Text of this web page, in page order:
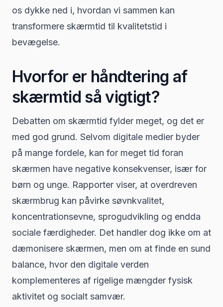
os dykke ned i, hvordan vi sammen kan
transformere skærmtid til kvalitetstid i
bevægelse.
Hvorfor er håndtering af
skærmtid så vigtigt?
Debatten om skærmtid fylder meget, og det er
med god grund. Selvom digitale medier byder
på mange fordele, kan for meget tid foran
skærmen have negative konsekvenser, især for
børn og unge. Rapporter viser, at overdreven
skærmbrug kan påvirke søvnkvalitet,
koncentrationsevne, sprogudvikling og endda
sociale færdigheder. Det handler dog ikke om at
dæmonisere skærmen, men om at finde en sund
balance, hvor den digitale verden
komplementeres af rigelige mængder fysisk
aktivitet og socialt samvær.